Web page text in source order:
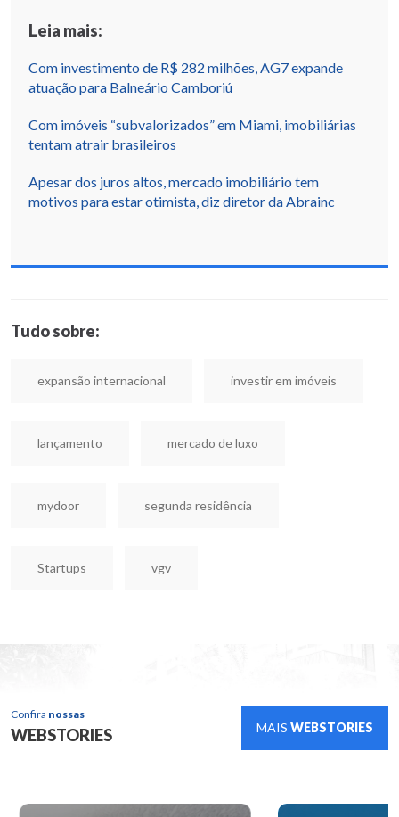
Leia mais:
Com investimento de R$ 282 milhões, AG7 expande
atuação para Balneário Camboriú
Com imóveis “subvalorizados” em Miami, imobiliárias
tentam atrair brasileiros
Apesar dos juros altos, mercado imobiliário tem
motivos para estar otimista, diz diretor da Abrainc
Tudo sobre:
expansão internacional investir em imóveis
lançamento mercado de luxo
mydoor segunda residência
Startups vgv
Confira nossas
WEBSTORIES MAIS WEBSTORIES